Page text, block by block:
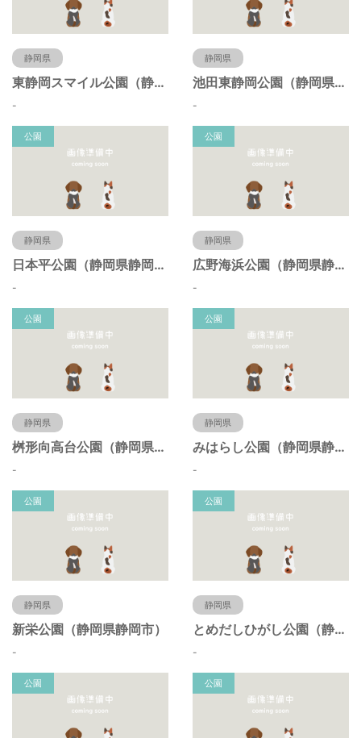
静岡県
東静岡スマイル公園（静岡県静岡市）
-
静岡県
池田東静岡公園（静岡県静岡市）
-
公園
静岡県
日本平公園（静岡県静岡市）
-
公園
静岡県
広野海浜公園（静岡県静岡市）
-
公園
静岡県
桝形向高台公園（静岡県静岡市）
-
公園
静岡県
みはらし公園（静岡県静岡市）
-
公園
静岡県
新栄公園（静岡県静岡市）
-
公園
静岡県
とめだしひがし公園（静岡県静岡市）
-
公園 公園